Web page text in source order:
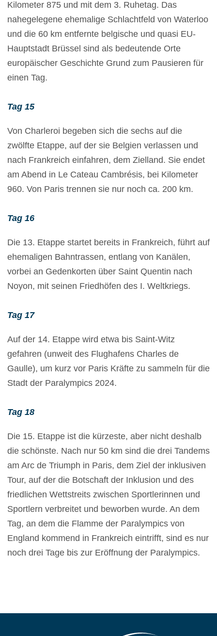
Kilometer 875 und mit dem 3. Ruhetag. Das
nahegelegene ehemalige Schlachtfeld von Waterloo
und die 60 km entfernte belgische und quasi EU-
Hauptstadt Brüssel sind als bedeutende Orte
europäischer Geschichte Grund zum Pausieren für
einen Tag.
Tag 15
Von Charleroi begeben sich die sechs auf die
zwölfte Etappe, auf der sie Belgien verlassen und
nach Frankreich einfahren, dem Zielland. Sie endet
am Abend in Le Cateau Cambrésis, bei Kilometer
960. Von Paris trennen sie nur noch ca. 200 km.
Tag 16
Die 13. Etappe startet bereits in Frankreich, führt auf
ehemaligen Bahntrassen, entlang von Kanälen,
vorbei an Gedenkorten über Saint Quentin nach
Noyon, mit seinen Friedhöfen des I. Weltkriegs.
Tag 17
Auf der 14. Etappe wird etwa bis Saint-Witz
gefahren (unweit des Flughafens Charles de
Gaulle), um kurz vor Paris Kräfte zu sammeln für die
Stadt der Paralympics 2024.
Tag 18
Die 15. Etappe ist die kürzeste, aber nicht deshalb
die schönste. Nach nur 50 km sind die drei Tandems
am Arc de Triumph in Paris, dem Ziel der inklusiven
Tour, auf der die Botschaft der Inklusion und des
friedlichen Wettstreits zwischen Sportlerinnen und
Sportlern verbreitet und beworben wurde. An dem
Tag, an dem die Flamme der Paralympics von
England kommend in Frankreich eintrifft, sind es nur
noch drei Tage bis zur Eröffnung der Paralympics.